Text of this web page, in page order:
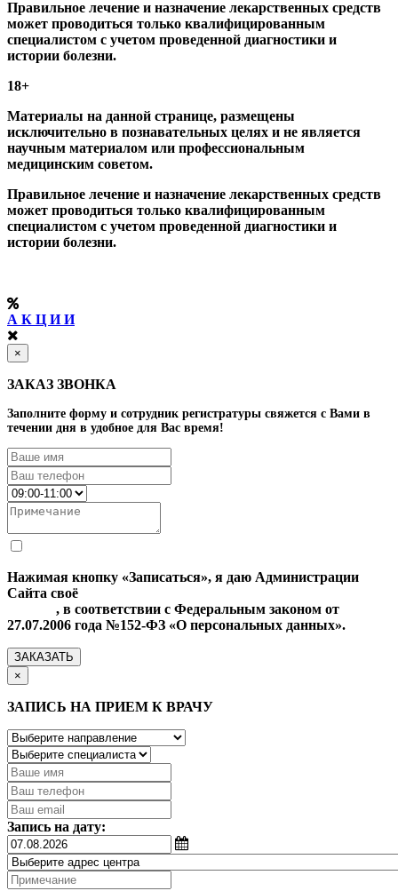
Правильное лечение и назначение лекарственных средств
может проводиться только квалифицированным
специалистом с учетом проведенной диагностики и
истории болезни.
18+
Материалы на данной странице, размещены
исключительно в познавательных целях и не является
научным материалом или профессиональным
медицинским советом.
Правильное лечение и назначение лекарственных средств
может проводиться только квалифицированным
специалистом с учетом проведенной диагностики и
истории болезни.
А К Ц И И
×
ЗАКАЗ ЗВОНКА
Заполните форму и сотрудник регистратуры свяжется с Вами в
течении дня в удобное для Вас время!
Нажимая кнопку «Записаться», я даю Администрации
Сайта своё
, в соответствии с Федеральным законом от
27.07.2006 года №152-ФЗ «О персональных данных».
ЗАКАЗАТЬ
×
ЗАПИСЬ НА ПРИЕМ К ВРАЧУ
Запись на дату: